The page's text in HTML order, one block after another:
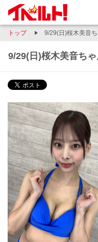
トップ 9/29(日)桜木美音ち
9/29(日)桜木美音ちゃ